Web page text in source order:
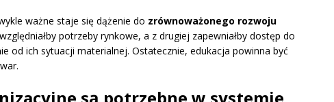
ważne staje się dążenie do zrównoważonego rozwoju
potrzeby rynkowe, a z drugiej zapewniałby dostęp do
od ich sytuacji materialnej. Ostatecznie, edukacja powinna być